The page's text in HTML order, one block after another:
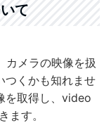
て
カメラの映像を扱
つくかも知れませ
を取得し、video
ます。